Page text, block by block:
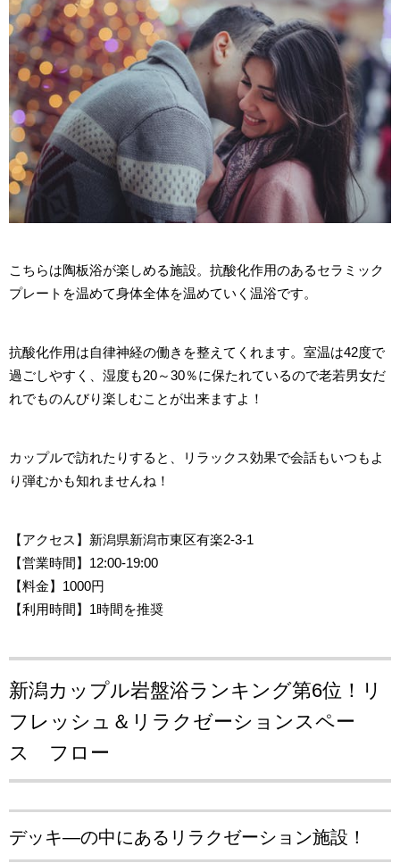
こちらは陶板浴が楽しめる施設。抗酸化作用のあるセラミック
プレートを温めて身体全体を温めていく温浴です。
抗酸化作用は自律神経の働きを整えてくれます。室温は42度で
過ごしやすく、湿度も20～30％に保たれているので老若男女だ
れでものんびり楽しむことが出来ますよ！
カップルで訪れたりすると、リラックス効果で会話もいつもよ
り弾むかも知れませんね！
【アクセス 】新潟県新潟市東区有楽2-3-1
【営業時間 】12:00-19:00
【料金】1000円
【利用時間】1時間を推奨
新潟カップル岩盤浴ランキング第6位！ リ
フレッシュ＆リラクゼーションスペー
ス フロー
デッキ―の中にあるリラクゼーション施設！